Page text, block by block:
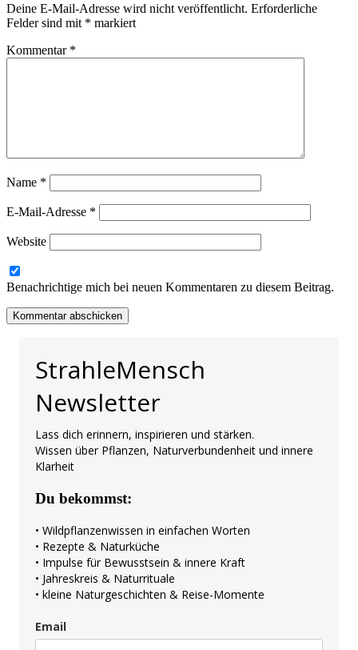
Deine E-Mail-Adresse wird nicht veröffentlicht. Erforderliche
Felder sind mit * markiert
Kommentar *
Name *
E-Mail-Adresse *
Website
Benachrichtige mich bei neuen Kommentaren zu diesem Beitrag.
StrahleMensch
Newsletter
Lass dich erinnern, inspirieren und stärken.
Wissen über Pflanzen, Naturverbundenheit und innere
Klarheit
Du bekommst:
• Wildpflanzenwissen in einfachen Worten
• Rezepte & Naturküche
• Impulse für Bewusstsein & innere Kraft
• Jahreskreis & Naturrituale
• kleine Naturgeschichten & Reise-Momente
Email